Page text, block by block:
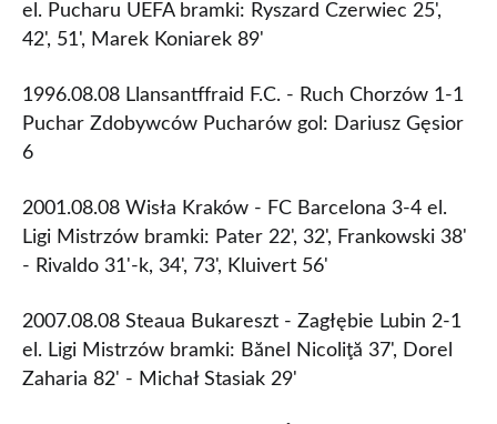
el. Pucharu UEFA bramki: Ryszard Czerwiec 25',
42', 51', Marek Koniarek 89'
1996.08.08 Llansantffraid F.C. - Ruch Chorzów 1-1
Puchar Zdobywców Pucharów gol: Dariusz Gęsior
6
2001.08.08 Wisła Kraków - FC Barcelona 3-4 el.
Ligi Mistrzów bramki: Pater 22', 32', Frankowski 38'
- Rivaldo 31'-k, 34', 73', Kluivert 56'
2007.08.08 Steaua Bukareszt - Zagłębie Lubin 2-1
el. Ligi Mistrzów bramki: Bănel Nicoliţă 37', Dorel
Zaharia 82' - Michał Stasiak 29'